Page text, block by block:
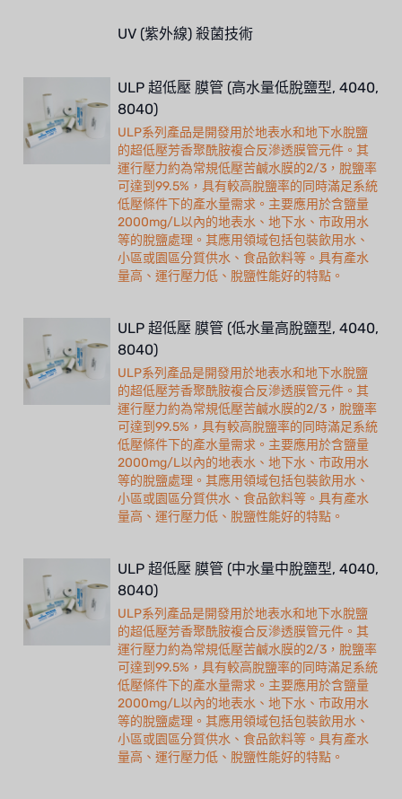
UV (紫外線) 殺菌技術
ULP 超低壓 膜管 (高水量低脫鹽型, 4040,
8040)
ULP系列產品是開發用於地表水和地下水脫鹽
的超低壓芳香聚酰胺複合反滲透膜管元件。其
運行壓力約為常規低壓苦鹹水膜的2/3，脫鹽率
可達到99.5%，具有較高脫鹽率的同時滿足系統
低壓條件下的產水量需求。主要應用於含鹽量
2000mg/L以內的地表水、地下水、市政用水
等的脫鹽處理。其應用領域包括包裝飲用水、
小區或園區分質供水、食品飲料等。具有產水
量高、運行壓力低、脫鹽性能好的特點。
ULP 超低壓 膜管 (低水量高脫鹽型, 4040,
8040)
ULP系列產品是開發用於地表水和地下水脫鹽
的超低壓芳香聚酰胺複合反滲透膜管元件。其
運行壓力約為常規低壓苦鹹水膜的2/3，脫鹽率
可達到99.5%，具有較高脫鹽率的同時滿足系統
低壓條件下的產水量需求。主要應用於含鹽量
2000mg/L以內的地表水、地下水、市政用水
等的脫鹽處理。其應用領域包括包裝飲用水、
小區或園區分質供水、食品飲料等。具有產水
量高、運行壓力低、脫鹽性能好的特點。
ULP 超低壓 膜管 (中水量中脫鹽型, 4040,
8040)
ULP系列產品是開發用於地表水和地下水脫鹽
的超低壓芳香聚酰胺複合反滲透膜管元件。其
運行壓力約為常規低壓苦鹹水膜的2/3，脫鹽率
可達到99.5%，具有較高脫鹽率的同時滿足系統
低壓條件下的產水量需求。主要應用於含鹽量
2000mg/L以內的地表水、地下水、市政用水
等的脫鹽處理。其應用領域包括包裝飲用水、
小區或園區分質供水、食品飲料等。具有產水
量高、運行壓力低、脫鹽性能好的特點。